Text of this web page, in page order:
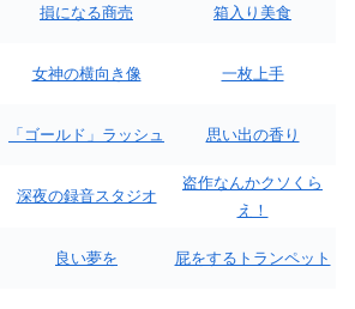
損になる商売 箱入り美食
女神の横向き像 一枚上手
「ゴールド」ラッシュ 思い出の香り
深夜の録音スタジオ
盗作なんかクソくら
え！
良い夢を 屁をするトランペット